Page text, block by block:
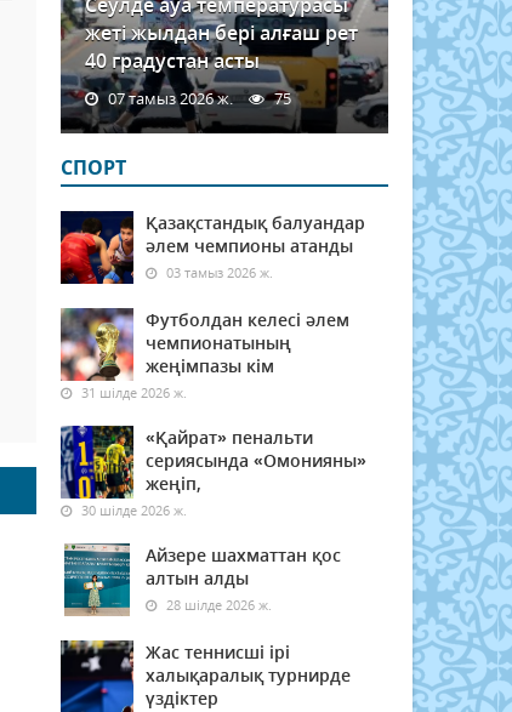
жеті жылдан бері алғаш рет
40 градустан асты
07 тамыз 2026 ж. 75
СПОРТ
Қазақстандық балуандар
әлем чемпионы атанды
03 тамыз 2026 ж.
Футболдан келесі әлем
чемпионатының
жеңімпазы кім
31 шілде 2026 ж.
«Қайрат» пенальти
сериясында «Омонияны»
жеңіп,
30 шілде 2026 ж.
Айзере шахматтан қос
алтын алды
28 шілде 2026 ж.
Жас теннисші ірі
халықаралық турнирде
үздіктер